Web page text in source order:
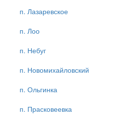
п. Лазаревское
п. Лоо
п. Небуг
п. Новомихайловский
п. Ольгинка
п. Прасковеевка